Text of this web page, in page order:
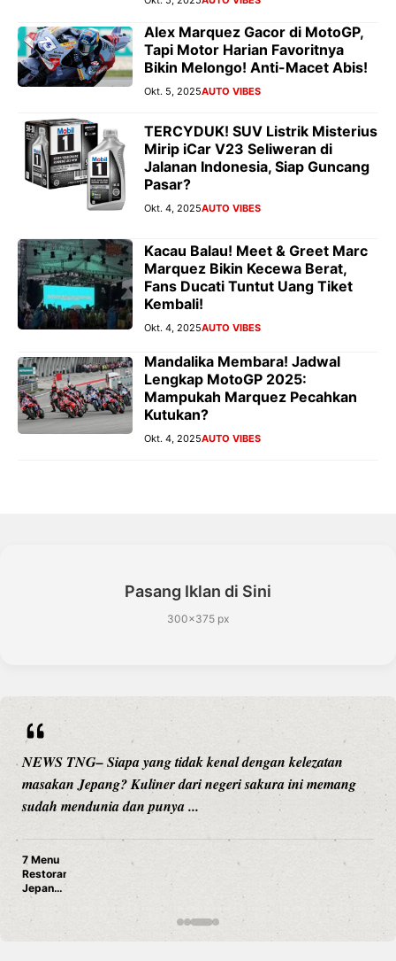
Alex Marquez Gacor di MotoGP,
Tapi Motor Harian Favoritnya
Bikin Melongo! Anti-Macet Abis!
Okt. 5, 2025AUTO VIBES
TERCYDUK! SUV Listrik Misterius
Mirip iCar V23 Seliweran di
Jalanan Indonesia, Siap Guncang
Pasar?
Okt. 4, 2025AUTO VIBES
Kacau Balau! Meet & Greet Marc
Marquez Bikin Kecewa Berat,
Fans Ducati Tuntut Uang Tiket
Kembali!
Okt. 4, 2025AUTO VIBES
Mandalika Membara! Jadwal
Lengkap MotoGP 2025:
Mampukah Marquez Pecahkan
Kutukan?
Okt. 4, 2025AUTO VIBES
Pasang Iklan di Sini
300×375 px
Siapa yang tidak kenal dengan kelezatan
Jepang? Kuliner dari negeri sakura ini memang
dan punya ...